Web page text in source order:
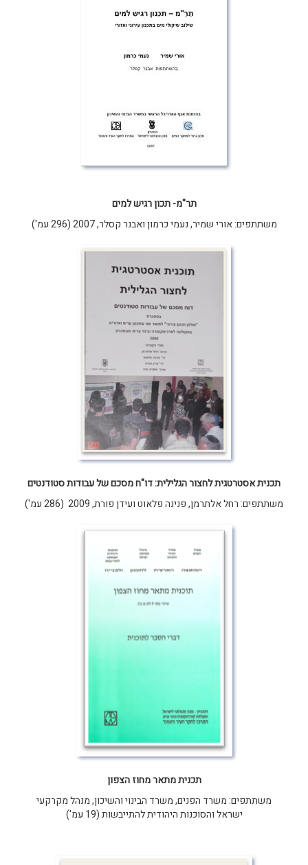
תר"מ- תכון רגיש למים
משתתפים: אורי שמיר, נעמי כרמון ואבנר קסלר, 2007 (296 עמ')
תכנית אסטרטגית לחצור הגלילית: דו"ח מסכם של עבודות סטודנטים
משתתפים: רחל אלתרמן, פנינה פלאוט ועידן פורת, 2009 (286 עמ')
תכנית מתאר מחוז הצפון
משתתפים: משרד הפנים, משרד הבינוי והשיכון, מנהל מקרקעי
ישראל והסוכנות היהודית להתייבשות (19 עמ')